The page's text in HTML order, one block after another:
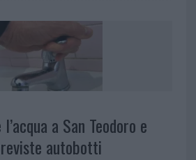
a San Teodoro e
autobotti